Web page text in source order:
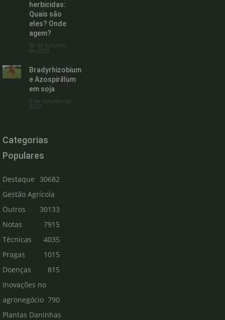
herbicidas:
Quais são
eles? Onde
agem?
30 de outubro
de 2023
Bradyrhizobium
e Azospirillum
em soja
3 de outubro de
2023
Categorias
Populares
Destaque
30682
Gestão Agrícola
30133
Outros
7915
Notas
Técnicas
4035
Pragas
1015
Doenças
815
Inovações no
agronegócio 790
Plantas Daninhas